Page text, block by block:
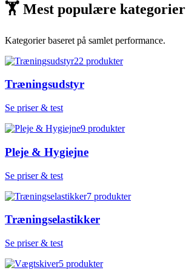
🏋 Mest populære kategorier
Kategorier baseret på samlet performance.
22 produkter
Træningsudstyr
Se priser & test
9 produkter
Pleje & Hygiejne
Se priser & test
7 produkter
Træningselastikker
Se priser & test
5 produkter